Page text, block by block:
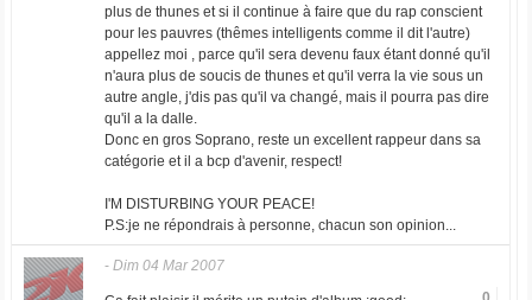
plus de thunes et si il continue à faire que du rap conscient
pour les pauvres (thêmes intelligents comme il dit l'autre)
appellez moi , parce qu'il sera devenu faux étant donné qu'il
n'aura plus de soucis de thunes et qu'il verra la vie sous un
autre angle, j'dis pas qu'il va changé, mais il pourra pas dire
qu'il a la dalle.
Donc en gros Soprano, reste un excellent rappeur dans sa
catégorie et il a bcp d'avenir, respect!
I'M DISTURBING YOUR PEACE!
P.S:je ne répondrais à personne, chacun son opinion...
- Dim 04 Mar 2007